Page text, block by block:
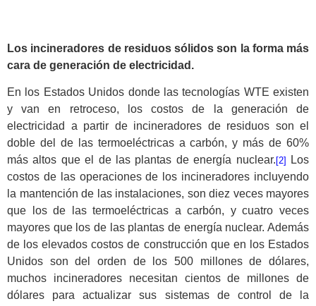
Los incineradores de residuos sólidos son la forma más
cara de generación de electricidad.
En los Estados Unidos donde las tecnologías WTE existen
y van en retroceso, los costos de la generación de
electricidad a partir de incineradores de residuos son el
doble del de las termoeléctricas a carbón, y más de 60%
más altos que el de las plantas de energía nuclear. [2]
Los
costos de las operaciones de los incineradores incluyendo
la mantención de las instalaciones, son diez veces mayores
que los de las termoeléctricas a carbón, y cuatro veces
mayores que los de las plantas de energía nuclear. Además
de los elevados costos de construcción que en los Estados
Unidos son del orden de los 500 millones de dólares,
muchos incineradores necesitan cientos de millones de
dólares para actualizar sus sistemas de control de la